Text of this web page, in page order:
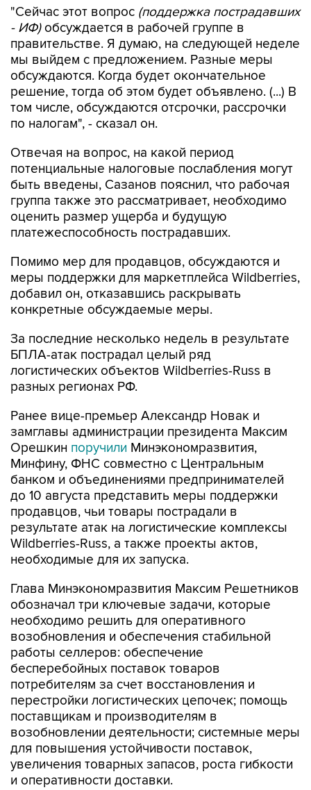
"Сейчас этот вопрос (поддержка пострадавших
- ИФ)обсуждается в рабочей группе в
правительстве. Я думаю, на следующей неделе
мы выйдем с предложением. Разные меры
обсуждаются. Когда будет окончательное
решение, тогда об этом будет объявлено. (...) В
том числе, обсуждаются отсрочки, рассрочки
по налогам", - сказал он.
Отвечая на вопрос, на какой период
потенциальные налоговые послабления могут
быть введены, Сазанов пояснил, что рабочая
группа также это рассматривает, необходимо
оценить размер ущерба и будущую
платежеспособность пострадавших.
Помимо мер для продавцов, обсуждаются и
меры поддержки для маркетплейса Wildberries,
добавил он, отказавшись раскрывать
конкретные обсуждаемые меры.
За последние несколько недель в результате
БПЛА-атак пострадал целый ряд
логистических объектов Wildberries-Russ в
разных регионах РФ.
Ранее вице-премьер Александр Новак и
замглавы администрации президента Максим
Орешкин поручили Минэкономразвития,
Минфину, ФНС совместно с Центральным
банком и объединениями предпринимателей
до 10 августа представить меры поддержки
продавцов, чьи товары пострадали в
результате атак на логистические комплексы
Wildberries-Russ, а также проекты актов,
необходимые для их запуска.
Глава Минэкономразвития Максим Решетников
обозначал три ключевые задачи, которые
необходимо решить для оперативного
возобновления и обеспечения стабильной
работы селлеров: обеспечение
бесперебойных поставок товаров
потребителям за счет восстановления и
перестройки логистических цепочек; помощь
поставщикам и производителям в
возобновлении деятельности; системные меры
для повышения устойчивости поставок,
увеличения товарных запасов, роста гибкости
и оперативности доставки.